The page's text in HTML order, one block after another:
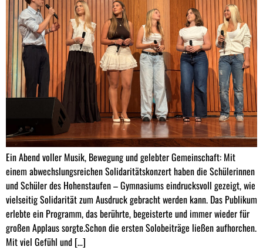
Ein Abend voller Musik, Bewegung und gelebter Gemeinschaft: Mit
einem abwechslungsreichen Solidaritätskonzert haben die Schülerinnen
und Schüler des Hohenstaufen – Gymnasiums eindrucksvoll gezeigt, wie
vielseitig Solidarität zum Ausdruck gebracht werden kann. Das Publikum
erlebte ein Programm, das berührte, begeisterte und immer wieder für
großen Applaus sorgte.Schon die ersten Solobeiträge ließen aufhorchen.
Mit viel Gefühl und […]